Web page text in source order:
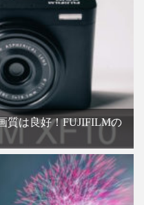
質は良好！FUJIFILMの